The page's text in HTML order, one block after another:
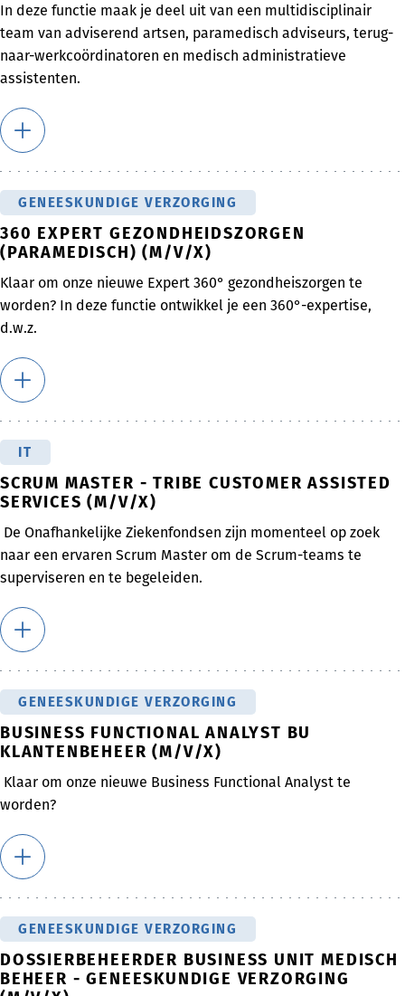
In deze functie maak je deel uit van een multidisciplinair
team van adviserend artsen, paramedisch adviseurs, terug-
naar-werkcoördinatoren en medisch administratieve
assistenten.
GENEESKUNDIGE VERZORGING
360 EXPERT GEZONDHEIDSZORGEN
(PARAMEDISCH) (M/V/X)
Klaar om onze nieuwe Expert 360° gezondheiszorgen te
worden? In deze functie ontwikkel je een 360°-expertise,
d.w.z.
IT
SCRUM MASTER - TRIBE CUSTOMER ASSISTED
SERVICES (M/V/X)
De Onafhankelijke Ziekenfondsen zijn momenteel op zoek
naar een ervaren Scrum Master om de Scrum-teams te
superviseren en te begeleiden.
GENEESKUNDIGE VERZORGING
BUSINESS FUNCTIONAL ANALYST BU
KLANTENBEHEER (M/V/X)
Klaar om onze nieuwe Business Functional Analyst te
worden?
GENEESKUNDIGE VERZORGING
DOSSIERBEHEERDER BUSINESS UNIT MEDISCH
BEHEER - GENEESKUNDIGE VERZORGING